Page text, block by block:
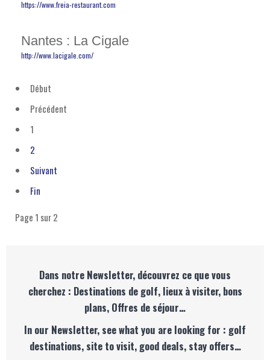
https://www.freia-restaurant.com
Nantes : La Cigale
http://www.lacigale.com/
Début
Précédent
1
2
Suivant
Fin
Page 1 sur 2
Dans notre Newsletter, découvrez ce que vous
cherchez : Destinations de golf, lieux à visiter, bons
plans, Offres de séjour…
In our Newsletter, see what you are looking for : golf
destinations, site to visit, good deals, stay offers…